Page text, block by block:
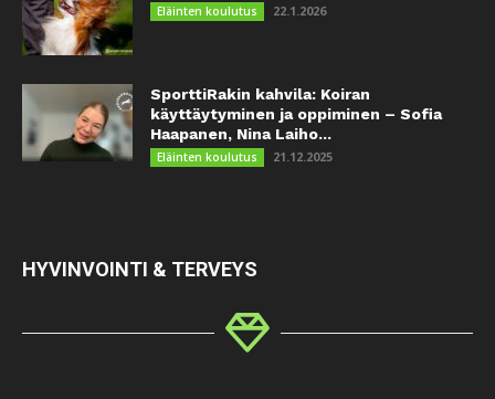
Eläinten koulutus 22.1.2026
SporttiRakin kahvila: Koiran
käyttäytyminen ja oppiminen – Sofia
Haapanen, Nina Laiho...
Eläinten koulutus 21.12.2025
HYVINVOINTI & TERVEYS